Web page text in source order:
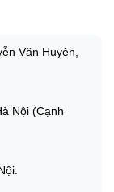
Văn Huyên,
Nội (Cạnh